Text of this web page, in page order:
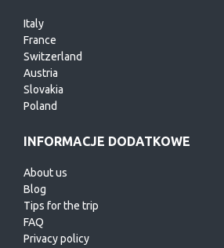
Italy
France
Switzerland
Austria
Slovakia
Poland
INFORMACJE DODATKOWE
About us
Blog
Tips for the trip
FAQ
Privacy policy